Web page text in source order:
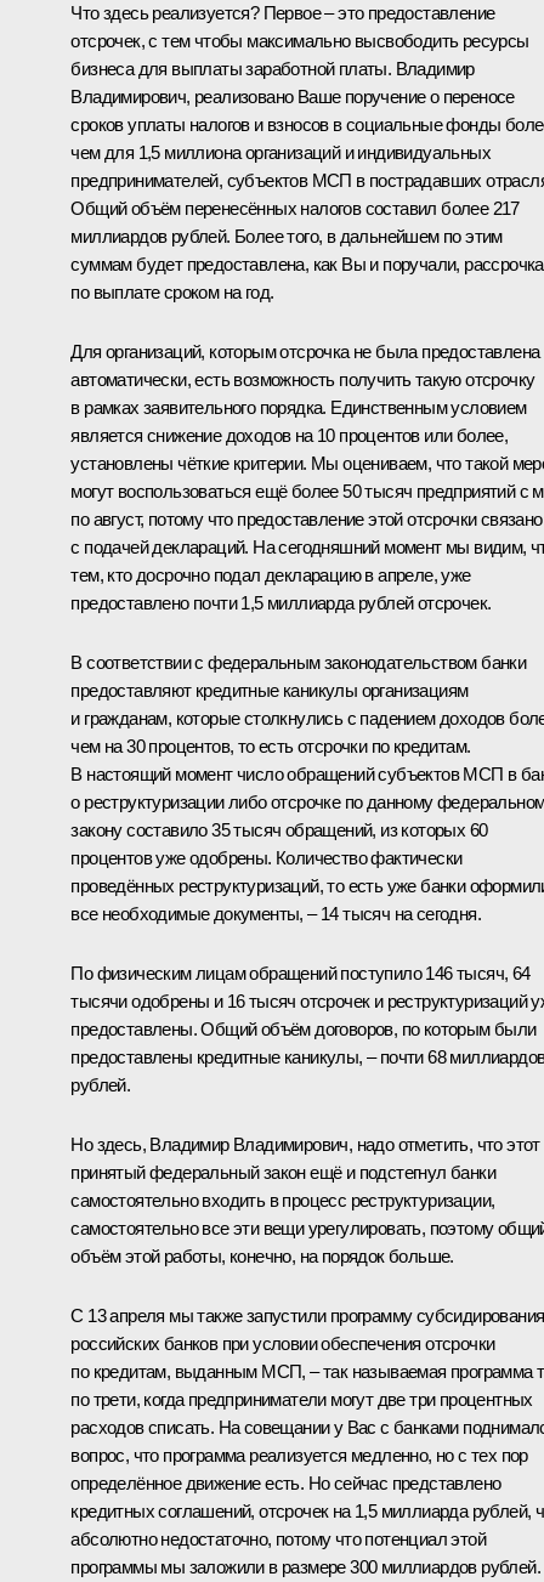
Что здесь реализуется? Первое – это предоставление
отсрочек, с тем чтобы максимально высвободить ресурсы
бизнеса для выплаты заработной платы. Владимир
Владимирович, реализовано Ваше поручение о переносе
сроков уплаты налогов и взносов в социальные фонды
чем для 1,5 миллиона организаций и индивидуальных
предпринимателей, субъектов МСП в пострадавших
Общий объём перенесённых налогов составил более 217
миллиардов рублей. Более того, в дальнейшем по этим
суммам будет предоставлена, как Вы и поручали, рассрочка
по выплате сроком на год.
Для организаций, которым отсрочка не была предоставлена
автоматически, есть возможность получить такую отсрочку
в рамках заявительного порядка. Единственным условием
является снижение доходов на 10 процентов или более,
установлены чёткие критерии. Мы оцениваем, что такой
могут воспользоваться ещё более 50 тысяч предприятий с
по август, потому что предоставление этой отсрочки связано
с подачей деклараций. На сегодняшний момент мы видим,
тем, кто досрочно подал декларацию в апреле, уже
предоставлено почти 1,5 миллиарда рублей отсрочек.
В соответствии с федеральным законодательством банки
предоставляют кредитные каникулы организациям
и гражданам, которые столкнулись с падением доходов
чем на 30 процентов, то есть отсрочки по кредитам.
В настоящий момент число обращений субъектов МСП в
о реструктуризации либо отсрочке по данному
закону составило 35 тысяч обращений, из которых 60
процентов уже одобрены. Количество фактически
проведённых реструктуризаций, то есть уже банки
все необходимые документы, – 14 тысяч на сегодня.
По физическим лицам обращений поступило 146 тысяч, 64
тысячи одобрены и 16 тысяч отсрочек и реструктуризаций
предоставлены. Общий объём договоров, по которым были
предоставлены кредитные каникулы, – почти 68
рублей.
Но здесь, Владимир Владимирович, надо отметить, что этот
принятый федеральный закон ещё и подстегнул банки
самостоятельно входить в процесс реструктуризации,
самостоятельно все эти вещи урегулировать, поэтому
объём этой работы, конечно, на порядок больше.
С 13 апреля мы также запустили программу субсидирования
российских банков при условии обеспечения отсрочки
по кредитам, выданным МСП, – так называемая программа
по трети, когда предприниматели могут две три процентных
расходов списать. На совещании у Вас с банками
вопрос, что программа реализуется медленно, но с тех пор
определённое движение есть. Но сейчас представлено
кредитных соглашений, отсрочек на 1,5 миллиарда рублей,
абсолютно недостаточно, потому что потенциал этой
программы мы заложили в размере 300 миллиардов рублей.